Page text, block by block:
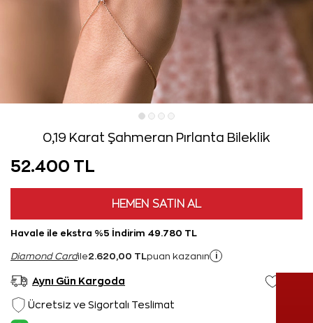
0,19 Karat Şahmeran Pırlanta Bileklik
52.400 TL
HEMEN SATIN AL
Havale ile ekstra %5 İndirim 49.780 TL
Diamond Cardile2.620,00 TL puan kazanın i
Aynı Gün Kargoda
Ücretsiz ve Sigortalı Teslimat